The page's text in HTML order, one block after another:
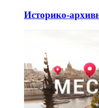
Историко-